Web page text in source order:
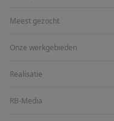
Meest gezocht
Onze werkgebieden
Realisatie
RB-Media